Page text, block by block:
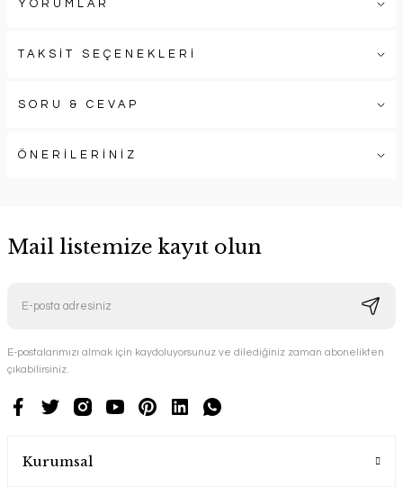
YORUMLAR
TAKSİT SEÇENEKLERİ
SORU & CEVAP
ÖNERİLERİNİZ
Mail listemize kayıt olun
E-postalarımızı almak için kaydoluyorsunuz ve dilediğiniz zaman abonelikten
çıkabilirsiniz.
Kurumsal